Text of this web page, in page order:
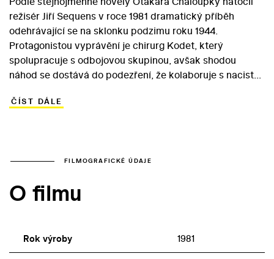
režisér Jiří Sequens v roce 1981 dramatický příběh
odehrávající se na sklonku podzimu roku 1944.
Protagonistou vyprávění je chirurg Kodet, který
spolupracuje s odbojovou skupinou, avšak shodou
náhod se dostává do podezření, že kolaboruje s nacisty.
vyhodnotil jako zjevnou provokaci. Zatímco lékař tajně a
rozehrál atmosféru plnou podezřívavosti. Spolehl se při
František Němec v roli obětavého lékaře. Postavu
ČÍST DÁLE
FILMOGRAFICKÉ ÚDAJE
O filmu
Rok výroby 1981